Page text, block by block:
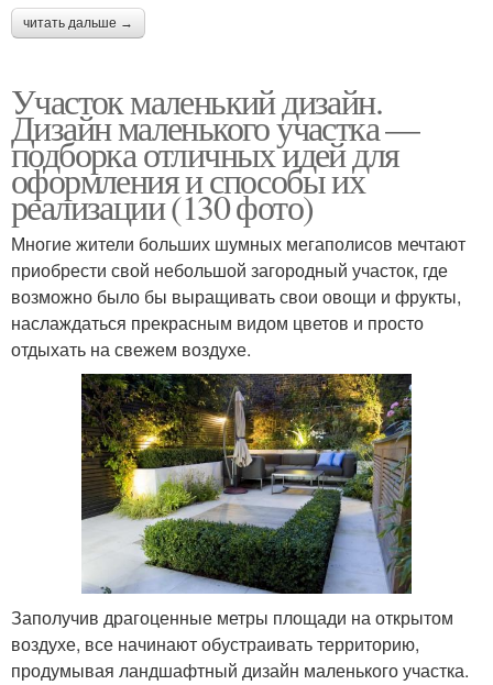
читать дальше →
Участок маленький дизайн.
Дизайн маленького участка —
подборка отличных идей для
оформления и способы их
реализации (130 фото)
Многие жители больших шумных мегаполисов мечтают
приобрести свой небольшой загородный участок, где
возможно было бы выращивать свои овощи и фрукты,
наслаждаться прекрасным видом цветов и просто
отдыхать на свежем воздухе.
Заполучив драгоценные метры площади на открытом
воздухе, все начинают обустраивать территорию,
продумывая ландшафтный дизайн маленького участка.